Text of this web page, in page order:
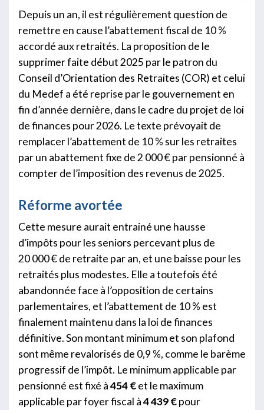
Depuis un an, il est régulièrement question de
remettre en cause l’abattement fiscal de 10 %
accordé aux retraités. La proposition de le
supprimer faite début 2025 par le patron du
Conseil d’Orientation des Retraites (COR) et celui
du Medef a été reprise par le gouvernement en
fin d’année dernière, dans le cadre du projet de loi
de finances pour 2026. Le texte prévoyait de
remplacer l’abattement de 10 % sur les retraites
par un abattement fixe de 2 000 € par pensionné à
compter de l’imposition des revenus de 2025.
Réforme avortée
Cette mesure aurait entrainé une hausse
d’impôts pour les seniors percevant plus de
20 000 € de retraite par an, et une baisse pour les
retraités plus modestes. Elle a toutefois été
abandonnée face à l’opposition de certains
parlementaires, et l’abattement de 10 % est
finalement maintenu dans la loi de finances
définitive. Son montant minimum et son plafond
sont même revalorisés de 0,9 %, comme le barème
progressif de l’impôt. Le minimum applicable par
pensionné est fixé à454 €et le maximum
applicable par foyer fiscal à4 439 €pour